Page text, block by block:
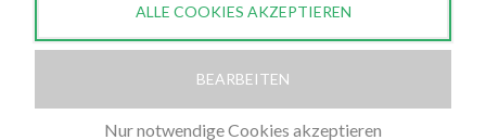
ALLE COOKIES AKZEPTIEREN
BEARBEITEN
Nur notwendige Cookies akzeptieren